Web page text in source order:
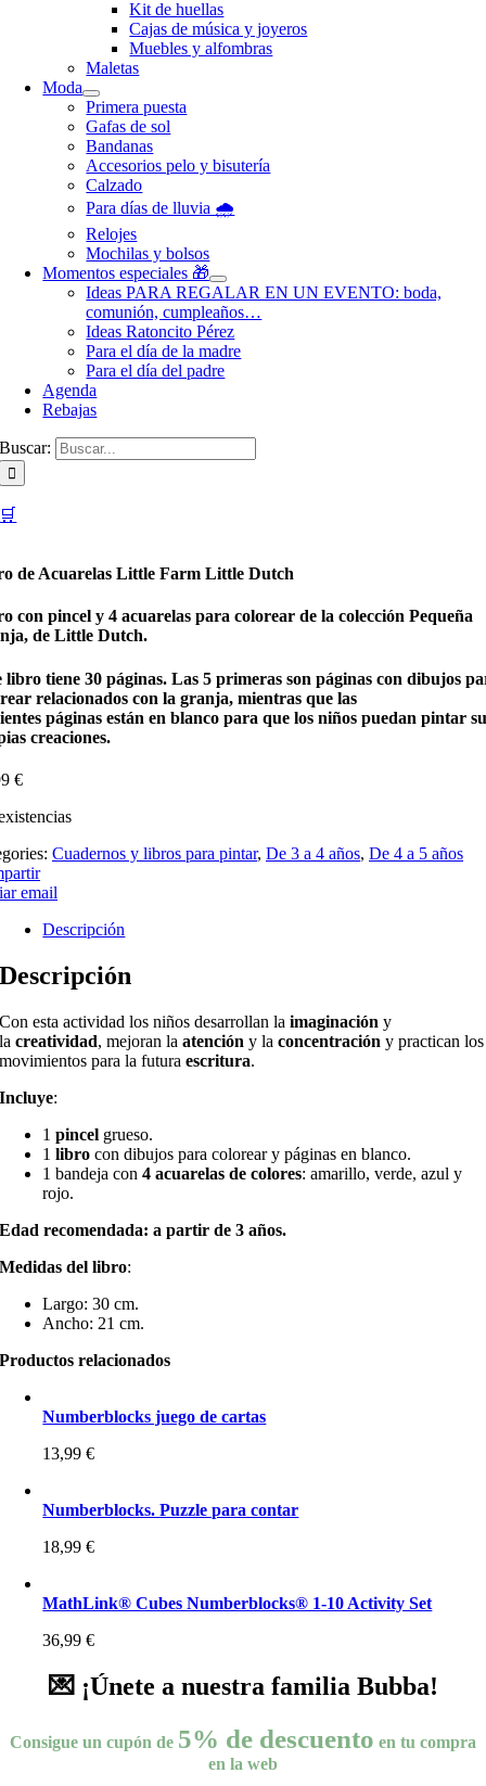
Kit de huellas
Cajas de música y joyeros
Muebles y alfombras
Maletas
Moda
Primera puesta
Gafas de sol
Bandanas
Accesorios pelo y bisutería
Calzado
Para días de lluvia 🌧️
Relojes
Mochilas y bolsos
Momentos especiales 🎁
Ideas PARA REGALAR EN UN EVENTO: boda,
comunión, cumpleaños…
Ideas Ratoncito Pérez
Para el día de la madre
Para el día del padre
Agenda
Rebajas
Buscar:
🛒
de Acuarelas Little Farm Little Dutch
con pincel y 4 acuarelas para colorear de la colección Pequeña
, de Little Dutch.
libro tiene 30 páginas. Las 5 primeras son páginas con dibujos
relacionados con la granja, mientras que las
páginas están en blanco para que los niños puedan pintar
creaciones.
€
Cuadernos y libros para pintar, De 3 a 4 años, De 4 a 5 años
email
Descripción
Descripción
Con esta actividad los niños desarrollan laimaginacióny
lacreatividad, mejoran laatención y laconcentración y practican los
movimientos para la futuraescritura.
Incluye:
1pincel grueso.
1librocon dibujos para colorear y páginas en blanco.
1 bandeja con4 acuarelas de colores: amarillo, verde, azul y
rojo.
Edad recomendada: a partir de 3 años.
Medidas del libro:
Largo: 30 cm.
Ancho: 21 cm.
Productos relacionados
Numberblocks juego de cartas
13,99€
Numberblocks. Puzzle para contar
18,99€
MathLink® Cubes Numberblocks® 1-10 Activity Set
36,99€
💌 ¡Únete a nuestra familia Bubba!
Consigue un cupón de 5% de descuento en tu compra
en la web